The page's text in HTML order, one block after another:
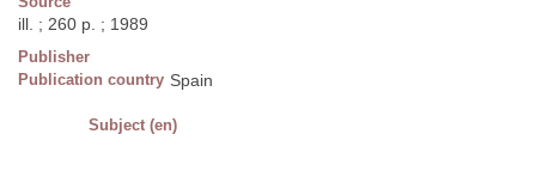
ill. ; 260 p. ; 1989
Publisher
Publication country Spain
Subject (en)